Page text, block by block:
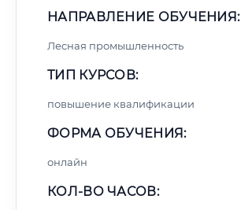
НАПРАВЛЕНИЕ ОБУЧЕНИЯ:
Лесная промышленность
ТИП КУРСОВ:
повышение квалификации
ФОРМА ОБУЧЕНИЯ:
онлайн
КОЛ-ВО ЧАСОВ: